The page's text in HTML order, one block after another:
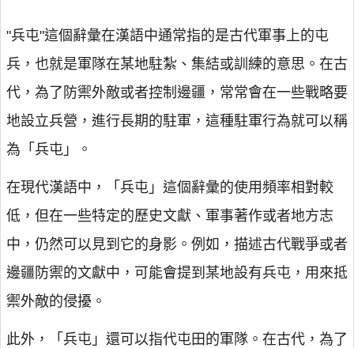
"兵屯"這個辭彙在漢語中通常指的是古代軍事上的屯
兵，也就是軍隊在某地駐紮、集結或訓練的意思。在古
代，為了防禦外敵或者控制邊疆，常常會在一些戰略要
地設立兵營，進行長期的駐軍，這種駐軍行為就可以稱
為「兵屯」。
在現代漢語中，「兵屯」這個辭彙的使用頻率相對較
低，但在一些特定的歷史文獻、軍事著作或者地方志
中，仍然可以見到它的身影。例如，描述古代戰爭或者
邊疆防禦的文獻中，可能會提到某地設有兵屯，用來抵
禦外敵的侵擾。
此外，「兵屯」還可以指代屯田的軍隊。在古代，為了